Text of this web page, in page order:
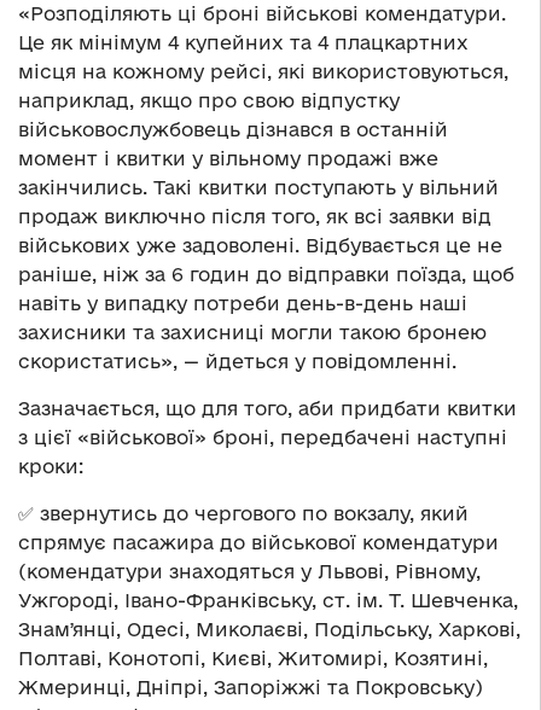
«Розподіляють ці броні військові комендатури.
Це як мінімум 4 купейних та 4 плацкартних
місця на кожному рейсі, які використовуються,
наприклад, якщо про свою відпустку
військовослужбовець дізнався в останній
момент і квитки у вільному продажі вже
закінчились. Такі квитки поступають у вільний
продаж виключно після того, як всі заявки від
військових уже задоволені. Відбувається це не
раніше, ніж за 6 годин до відправки поїзда, щоб
навіть у випадку потреби день-в-день наші
захисники та захисниці могли такою бронею
скористатись», — йдеться у повідомленні.
Зазначається, що для того, аби придбати квитки
з цієї «військової» броні, передбачені наступні
кроки:
✅ звернутись до чергового по вокзалу, який
спрямує пасажира до військової комендатури
(комендатури знаходяться у Львові, Рівному,
Ужгороді, Івано-Франківську, ст. ім. Т. Шевченка,
Знамʼянці, Одесі, Миколаєві, Подільську, Харкові,
Полтаві, Конотопі, Києві, Житомирі, Козятині,
Жмеринці, Дніпрі, Запоріжжі та Покровську)